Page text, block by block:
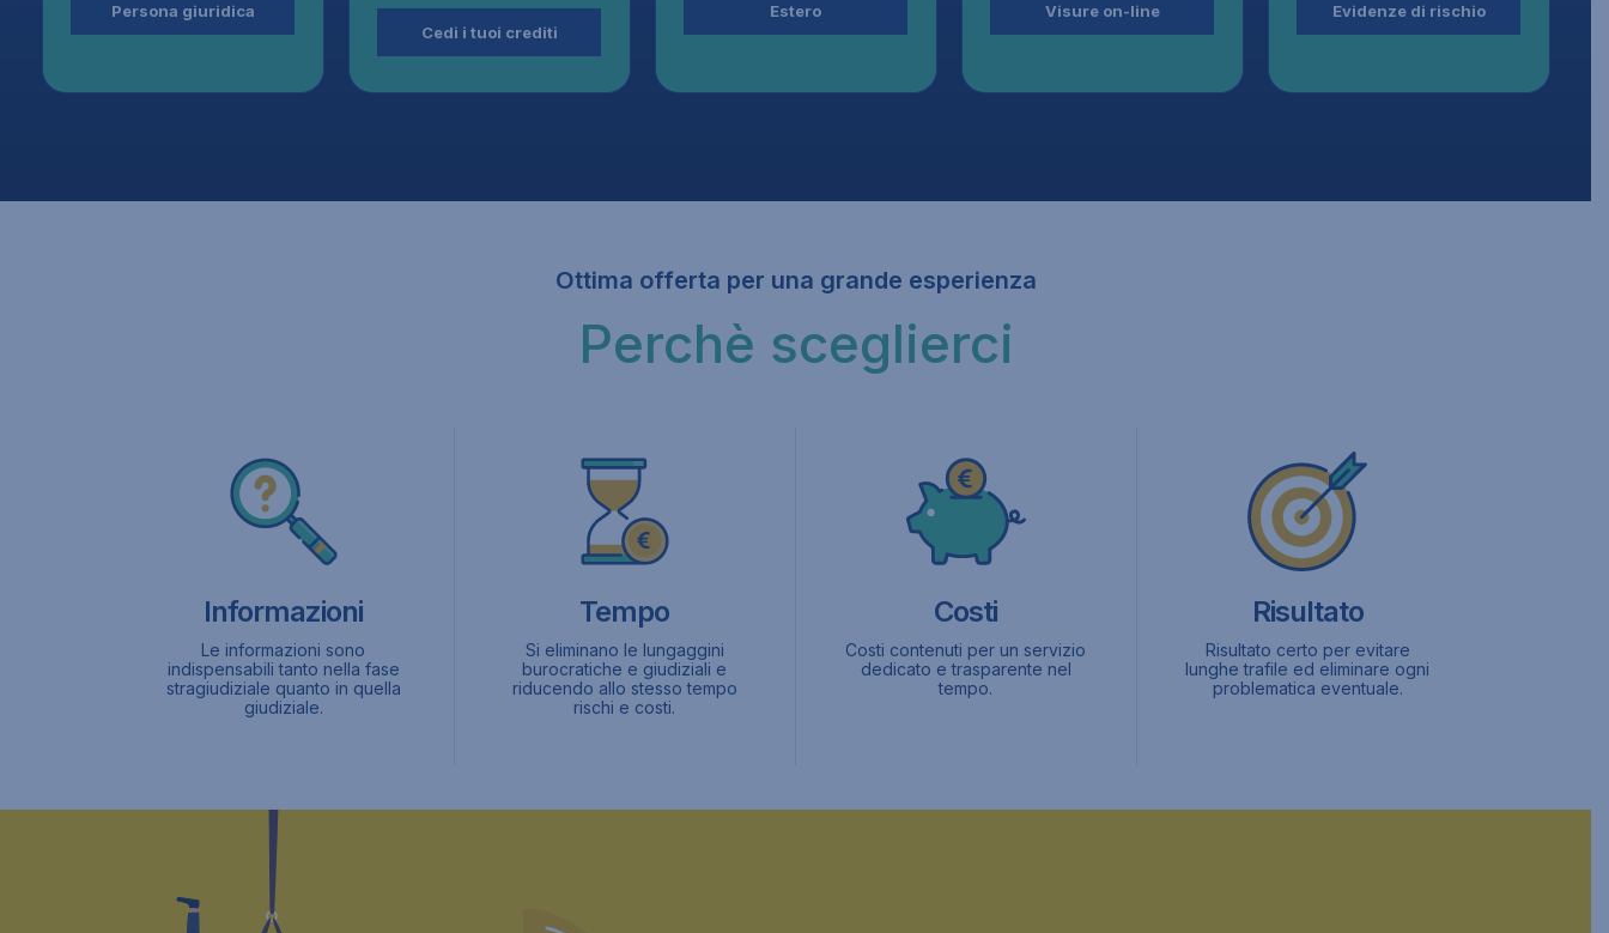
Persona giuridica
Cedi i tuoi crediti
Estero Visure on-line Evidenze di rischio
Ottima offerta per una grande esperienza
Perchè sceglierci
Informazioni
Le informazioni sono
indispensabili tanto nella fase
stragiudiziale quanto in quella
giudiziale.
Tempo
Si eliminano le lungaggini
burocratiche e giudiziali e
riducendo allo stesso tempo
rischi e costi.
Costi
Costi contenuti per un servizio
dedicato e trasparente nel
tempo.
Risultato
Risultato certo per evitare
lunghe trafile ed eliminare ogni
problematica eventuale.